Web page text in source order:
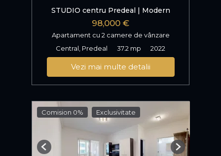
STUDIO centru Predeal | Modern
98,000 €
Apartament cu 2 camere de vânzare
Central, Predeal
37.2 mp 2022
Vezi mai multe detalii
Comision 0% Exclusivitate
Previous Next